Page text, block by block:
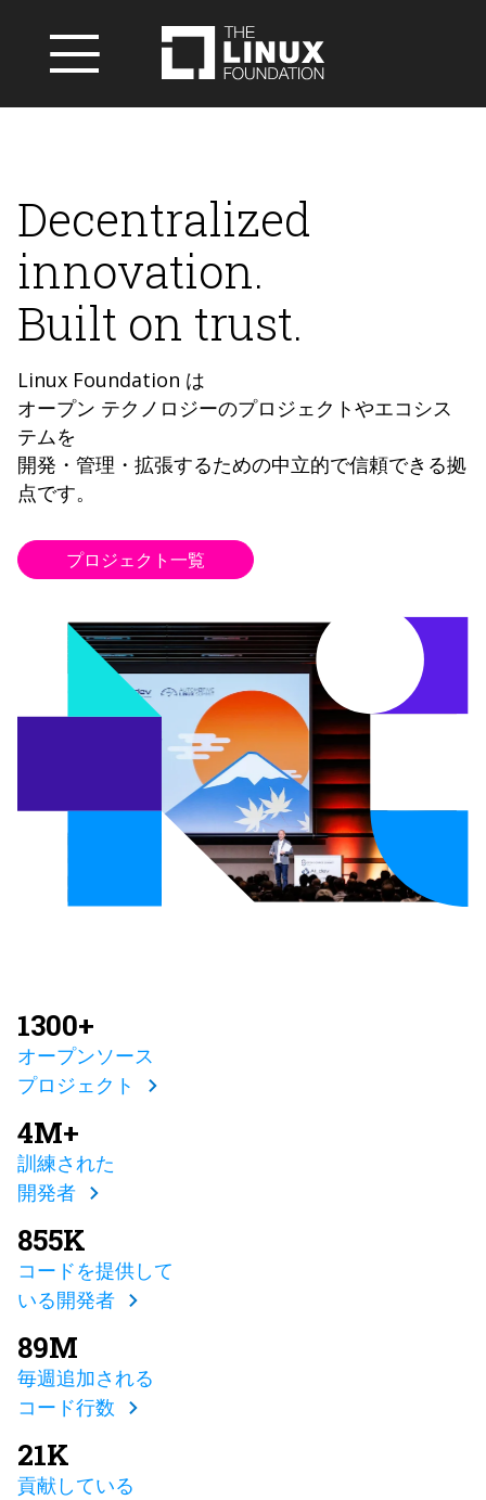
Decentralized
innovation.
Built on trust.
Linux Foundation は
オープン テクノロジーのプロジェクトやエコシス
テムを
開発・管理・拡張するための中立的で信頼できる拠
点です。
プロジェクト一覧
1300+
オープンソース
プロジェクト
4M+
訓練された
開発者
855K
コードを提供して
いる開発者
89M
毎週追加される
コード行数
21K
貢献している